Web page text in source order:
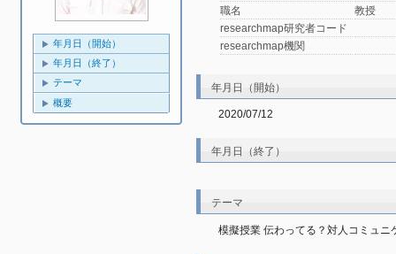
年月日（開始）
年月日（終了）
テーマ
概要
職名
教授
researchmap研究者コード
researchmap機関
年月日（開始）
2020/07/12
年月日（終了）
テーマ
模擬授業 伝わってる？対人コミュニ